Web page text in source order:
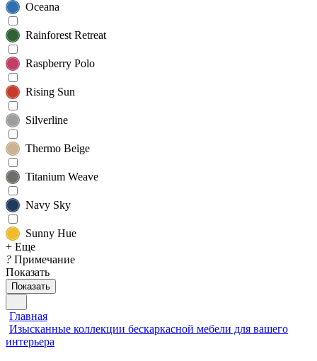
Oceana
Rainforest Retreat
Raspberry Polo
Rising Sun
Silverline
Thermo Beige
Titanium Weave
Navy Sky
Sunny Hue
+ Еще
? Примечание
Показать
Показать
Главная
Изысканные коллекции бескаркасной мебели для вашего
интерьера